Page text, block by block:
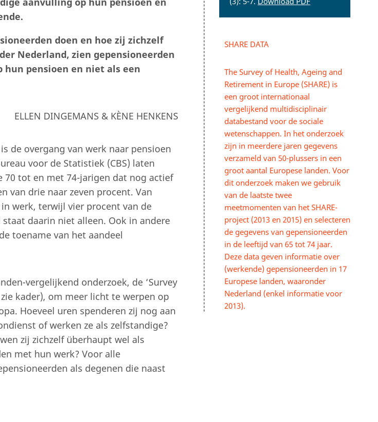
doen en hoe zij zichzelf
Nederland, zien gepensioneerden
hun pensioen en niet als een
ELLEN DINGEMANS & KÈNE HENKENS
de overgang van werk naar pensioen
voor de Statistiek (CBS) laten
70 tot en met 74-jarigen dat nog actief
van drie naar zeven procent. Van
werk, terwijl vier procent van de
daarin niet alleen. Ook in andere
toename van het aandeel
vergelijkend onderzoek, de ‘Survey
kader), om meer licht te werpen op
Hoeveel uren spenderen zij nog aan
of werken ze als zelfstandige?
zij zichzelf überhaupt wel als
met hun werk? Voor alle
als degenen die naast
SHARE DATA
The Survey of Health, Ageing and
Retirement in Europe (SHARE) is
een groot internationaal
vergelijkend multidisciplinair
databestand voor de sociale
wetenschappen. In het onderzoek
zijn in meerdere jaren gegevens
verzameld van 50-plussers in een
groot aantal Europese landen. Voor
dit onderzoek maken we gebruik
van de laatste twee
meetmomenten van het SHARE-
project (2013 en 2015) en selecteren
de gegevens van gepensioneerden
in de leeftijd van 65 tot 74 jaar.
Deze data geven informatie over
(werkende) gepensioneerden in 17
Europese landen, waaronder
Nederland (enkel informatie voor
2013).